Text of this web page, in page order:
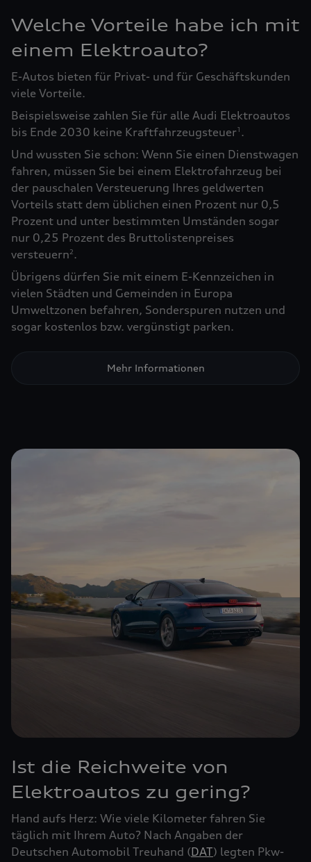
Welche Vorteile habe ich mit
einem Elektroauto?
E-Autos bieten für Privat- und für Geschäftskunden
viele Vorteile.
Beispielsweise zahlen Sie für alle Audi Elektroautos
bis Ende 2030 keine Kraftfahrzeugsteuer1 .
Und wussten Sie schon: Wenn Sie einen Dienstwagen
fahren, müssen Sie bei einem Elektrofahrzeug bei
der pauschalen Versteuerung Ihres geldwerten
Vorteils statt dem üblichen einen Prozent nur 0,5
Prozent und unter bestimmten Umständen sogar
nur 0,25 Prozent des Bruttolistenpreises
versteuern2 .
Übrigens dürfen Sie mit einem E-Kennzeichen in
vielen Städten und Gemeinden in Europa
Umweltzonen befahren, Sonderspuren nutzen und
sogar kostenlos bzw. vergünstigt parken.
Mehr Informationen
Ist die Reichweite von
Elektroautos zu gering?
Hand aufs Herz: Wie viele Kilometer fahren Sie
täglich mit Ihrem Auto? Nach Angaben der
Deutschen Automobil Treuhand (DAT) legten Pkw-